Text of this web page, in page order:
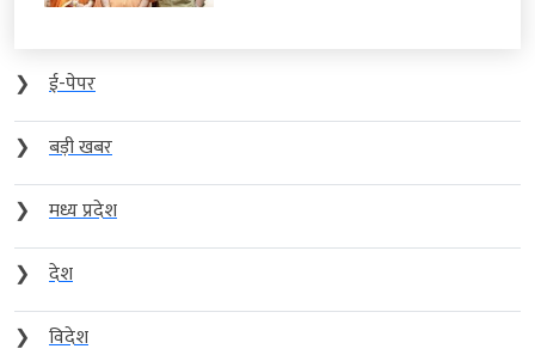
❯
ई-पेपर
❯
बड़ी खबर
❯
मध्य प्रदेश
❯
देश
❯
विदेश